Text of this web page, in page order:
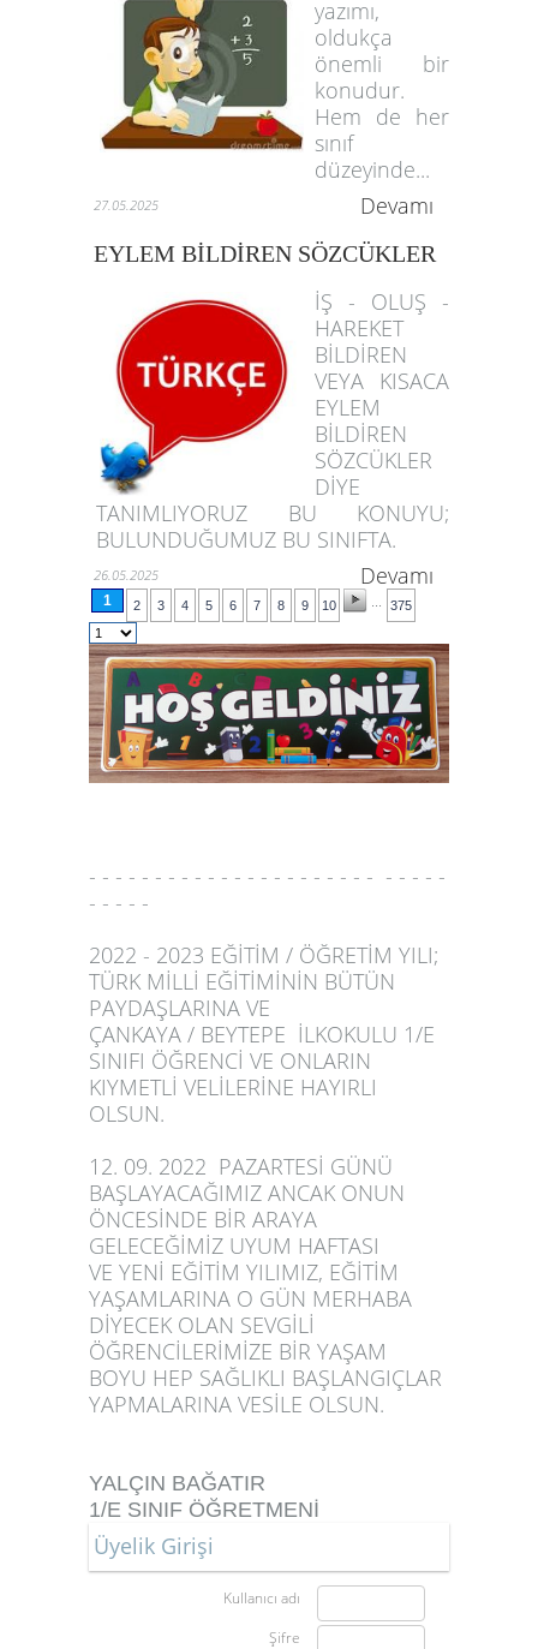
yazımı,
oldukça
önemli bir
konudur.
Hem de her
sınıf
düzeyinde...
27.05.2025 Devamı
EYLEM BİLDİREN SÖZCÜKLER
İŞ - OLUŞ -
HAREKET
BİLDİREN
VEYA KISACA
EYLEM
BİLDİREN
SÖZCÜKLER
DİYE
TANIMLIYORUZ BU KONUYU;
BULUNDUĞUMUZ BU SINIFTA.
26.05.2025 Devamı
1 2 3 4 5 6 7 8 9 10 375
- - - - - - - - - - - - - - - - - - - - - - - - - - -
- - - - -
2022 - 2023 EĞİTİM / ÖĞRETİM YILI;
TÜRK MİLLİ EĞİTİMİNİN BÜTÜN
PAYDAŞLARINA VE
ÇANKAYA / BEYTEPE İLKOKULU 1/E
SINIFI ÖĞRENCİ VE ONLARIN
KIYMETLİ VELİLERİNE HAYIRLI
OLSUN.
12. 09. 2022 PAZARTESİ GÜNÜ
BAŞLAYACAĞIMIZ ANCAK ONUN
ÖNCESİNDE BİR ARAYA
GELECEĞİMİZ UYUM HAFTASI
VE YENİ EĞİTİM YILIMIZ, EĞİTİM
YAŞAMLARINA O GÜN MERHABA
DİYECEK OLAN SEVGİLİ
ÖĞRENCİLERİMİZE BİR YAŞAM
BOYU HEP SAĞLIKLI BAŞLANGIÇLAR
YAPMALARINA VESİLE OLSUN.
YALÇIN BAĞATIR
1/E SINIF ÖĞRETMENİ
Üyelik Girişi
Kullanıcı adı
Şifre